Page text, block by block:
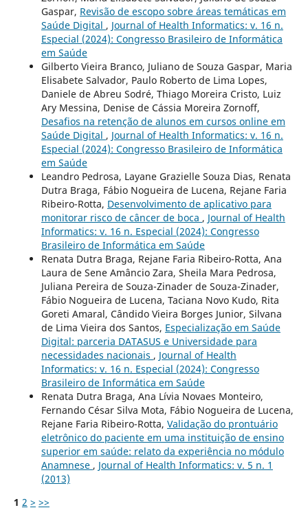
Gaspar, Revisão de escopo sobre áreas temáticas em
Saúde Digital , Journal of Health Informatics: v. 16 n.
Especial (2024): Congresso Brasileiro de Informática
em Saúde
Gilberto Vieira Branco, Juliano de Souza Gaspar, Maria
Elisabete Salvador, Paulo Roberto de Lima Lopes,
Daniele de Abreu Sodré, Thiago Moreira Cristo, Luiz
Ary Messina, Denise de Cássia Moreira Zornoff,
Desafios na retenção de alunos em cursos online em
Saúde Digital , Journal of Health Informatics: v. 16 n.
Especial (2024): Congresso Brasileiro de Informática
em Saúde
Leandro Pedrosa, Layane Grazielle Souza Dias, Renata
Dutra Braga, Fábio Nogueira de Lucena, Rejane Faria
Ribeiro-Rotta, Desenvolvimento de aplicativo para
monitorar risco de câncer de boca , Journal of Health
Informatics: v. 16 n. Especial (2024): Congresso
Brasileiro de Informática em Saúde
Renata Dutra Braga, Rejane Faria Ribeiro-Rotta, Ana
Laura de Sene Amâncio Zara, Sheila Mara Pedrosa,
Juliana Pereira de Souza-Zinader de Souza-Zinader,
Fábio Nogueira de Lucena, Taciana Novo Kudo, Rita
Goreti Amaral, Cândido Vieira Borges Junior, Silvana
de Lima Vieira dos Santos, Especialização em Saúde
Digital: parceria DATASUS e Universidade para
necessidades nacionais , Journal of Health
Informatics: v. 16 n. Especial (2024): Congresso
Brasileiro de Informática em Saúde
Renata Dutra Braga, Ana Lívia Novaes Monteiro,
Fernando César Silva Mota, Fábio Nogueira de Lucena,
Rejane Faria Ribeiro-Rotta, Validação do prontuário
eletrônico do paciente em uma instituição de ensino
superior em saúde: relato da experiência no módulo
Anamnese , Journal of Health Informatics: v. 5 n. 1
(2013)
1 2 > >>